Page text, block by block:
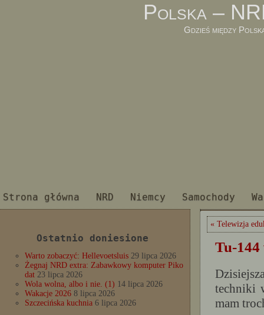
Polska –
Gdzieś między
Strona główna NRD Niemcy Samochody
Ostatnio doniesione
Warto zobaczyć: Hellevoetsluis 29 lipca 2026
Żegnaj NRD extra: Zabawkowy komputer Piko
dat 23 lipca 2026
Wola wolna, albo i nie. (1) 14 lipca 2026
Wakacje 2026 8 lipca 2026
Szczecińska kuchnia 6 lipca 2026
« Telewizja
Tu-144
techniki
mam